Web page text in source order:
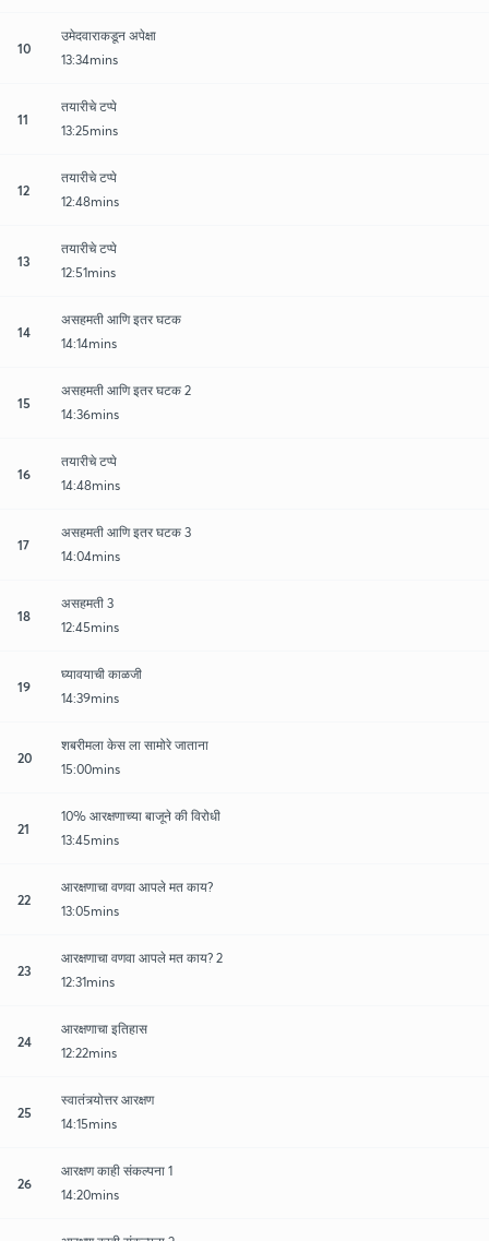
10
उमेदवाराकडून अपेक्षा
13:34mins
11
तयारीचे टप्पे
13:25mins
12
तयारीचे टप्पे
12:48mins
13
तयारीचे टप्पे
12:51mins
14
असहमती आणि इतर घटक
14:14mins
15
असहमती आणि इतर घटक 2
14:36mins
16
तयारीचे टप्पे
14:48mins
17
असहमती आणि इतर घटक 3
14:04mins
18
असहमती 3
12:45mins
19
घ्यावयाची काळजी
14:39mins
20
शबरीमला केस ला सामोरे जाताना
15:00mins
21
10% आरक्षणाच्या बाजूने की विरोधी
13:45mins
22
आरक्षणाचा वणवा आपले मत काय?
13:05mins
23
आरक्षणाचा वणवा आपले मत काय? 2
12:31mins
24
आरक्षणाचा इतिहास
12:22mins
25
स्वातंत्र्योत्तर आरक्षण
14:15mins
26
आरक्षण काही संकल्पना 1
14:20mins